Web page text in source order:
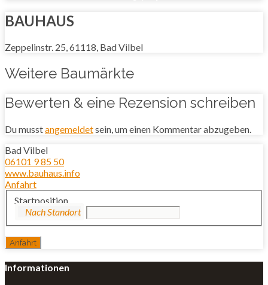
BAUHAUS
Zeppelinstr. 25, 61118, Bad Vilbel
Weitere Baumärkte
Bewerten & eine Rezension schreiben
Du musstangemeldetsein, um einen Kommentar abzugeben.
Bad Vilbel
06101 9 85 50
www.bauhaus.info
Anfahrt
Startposition
Informationen